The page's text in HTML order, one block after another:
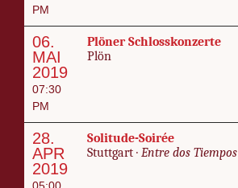
PM
06.
MAI
2019
07:30
PM
Plön­er Schloss­kon­zer­te
Plön
28.
APR
2019
05:00
Soli­tude-Soirée
Stuttgart · En­tre dos Tiem­pos